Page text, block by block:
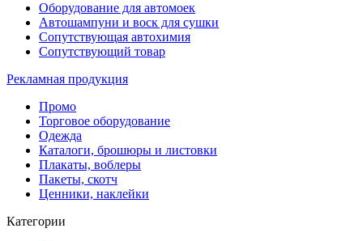
Оборудование для автомоек
Автошампуни и воск для сушки
Сопутствующая автохимия
Сопутствующий товар
Рекламная продукция
Промо
Торговое оборудование
Одежда
Каталоги, брошюры и листовки
Плакаты, воблеры
Пакеты, скотч
Ценники, наклейки
Категории